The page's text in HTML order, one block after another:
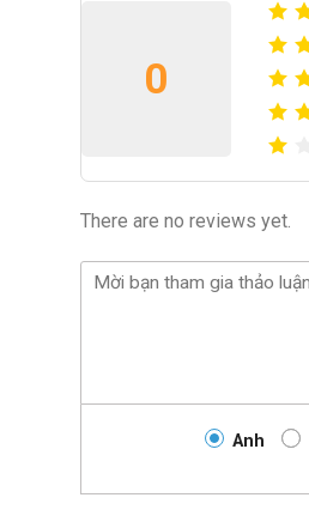
0
There are no reviews yet.
Anh